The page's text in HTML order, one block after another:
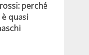
perché
quasi